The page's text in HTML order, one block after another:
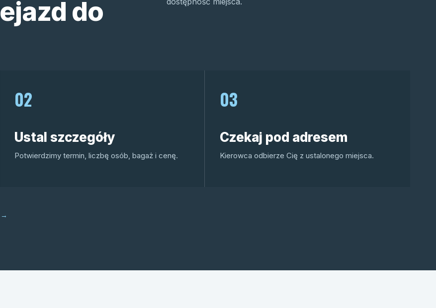
do
02
Ustal szczegóły
Potwierdzimy termin, liczbę osób, bagaż i cenę.
03
Czekaj pod adresem
Kierowca odbierze Cię z ustalonego miejsca.
→